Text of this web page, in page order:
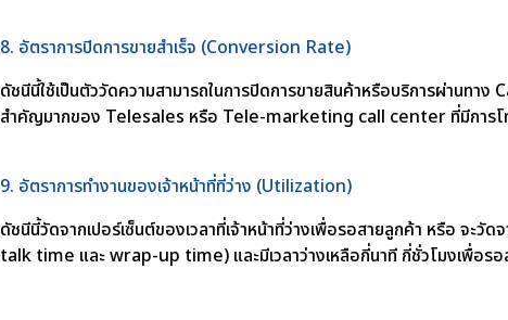
8. อัตราการปิดการขายสำเร็จ (Conversion Rate)
ดัชนีนี้ใช้เป็นตัววัดความสามารถในการปิดการขายสินค้าหรือบริการผ่านทา
สำคัญมากของ Telesales หรือ Tele-marketing call center ที่มีการโ
9. อัตราการทำงานของเจ้าหน้าที่ที่ว่าง (Utilization)
ดัชนีนี้วัดจากเปอร์เซ็นต์ของเวลาที่เจ้าหน้าที่ว่างเพื่อรอสายลูกค้า หรือ จะ
talk time และ wrap-up time) และมีเวลาว่างเหลือกี่นาที กี่ชั่วโมงเพื่อร